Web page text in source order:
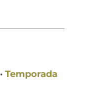
· Temporada